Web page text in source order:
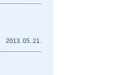
2013. 05. 21.